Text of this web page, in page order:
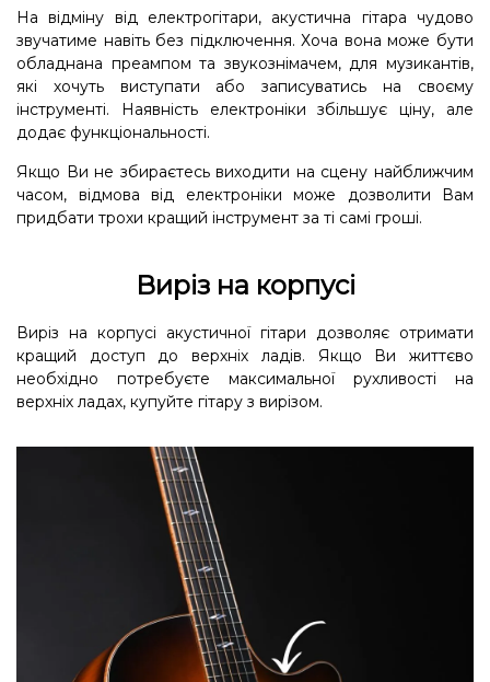
На відміну від електрогітари, акустична гітара чудово
звучатиме навіть без підключення. Хоча вона може бути
обладнана преампом та звукознімачем, для музикантів,
які хочуть виступати або записуватись на своєму
інструменті. Наявність електроніки збільшує ціну, але
додає функціональності.
Якщо Ви не збираєтесь виходити на сцену найближчим
часом, відмова від електроніки може дозволити Вам
придбати трохи кращий інструмент за ті самі гроші.
Виріз на корпусі
Виріз на корпусі акустичної гітари дозволяє отримати
кращий доступ до верхніх ладів. Якщо Ви життєво
необхідно потребуєте максимальної рухливості на
верхніх ладах, купуйте гітару з вирізом.